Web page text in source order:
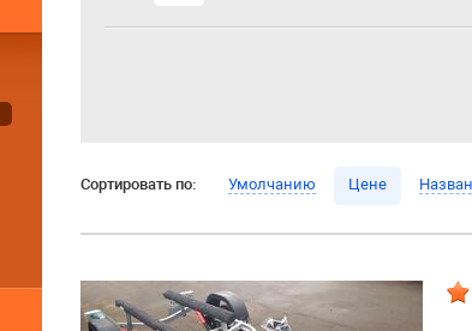
Сортировать по: Умолчанию Цене